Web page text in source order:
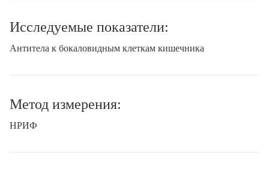
Исследуемые показатели:
Антитела к бокаловидным клеткам кишечника
Метод измерения:
НРИФ